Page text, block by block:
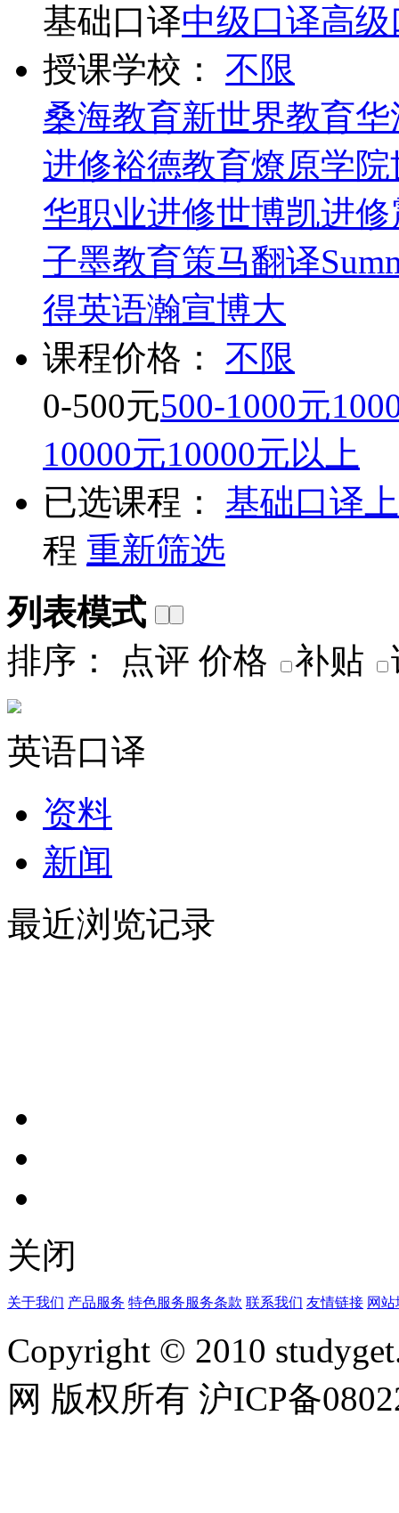
基础口译中级口译高
授课学校：
不限
桑海教育新世界教育华
进修裕德教育燎原学院
华职业进修世博凯进修
子墨教育策马翻译
得英语瀚宣博大
课程价格：
不限
0-500元500-1000元
10000元10000元以上
已选课程：
基础口译
程 重新筛选
列表模式
排序：
点评 价格 补贴
英语口译
资料
新闻
最近浏览记录
关闭
关于我们 产品服务 特色服务服务条款 联系我们 友情链接 网
Copyright © 2010
网 版权所有 沪ICP备